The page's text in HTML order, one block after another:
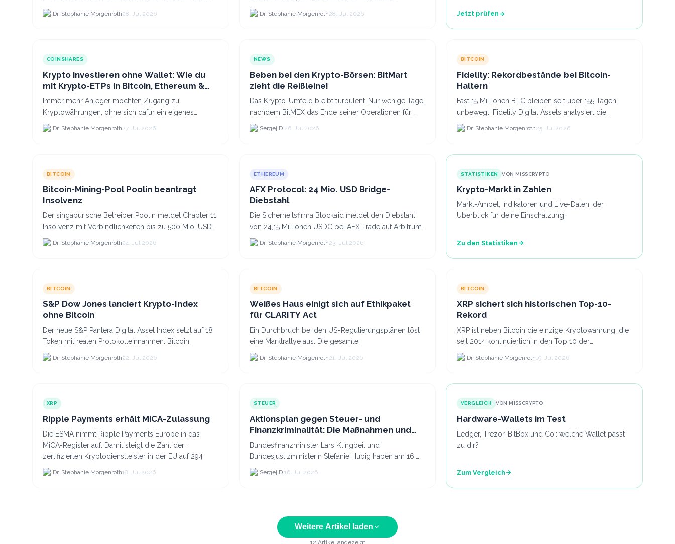
die Erstellung gefälschter ZEC-Token ermöglichte.
Dr. Stephanie Morgenroth28. Jul 2026
Validatoren von 880.000 auf etwa 628.
Dr. Stephanie Morgenroth28. Jul 2026 Jetzt prüfen
COINSHARES
Krypto investieren ohne Wallet: Wie du
mit Krypto-ETPs in Bitcoin, Ethereum &
Co. anlegst
Immer mehr Anleger möchten Zugang zu
Kryptowährungen, ohne sich dafür ein eigenes
Krypto-Wallet einrichten zu müssen. Dazu kommt,
dass viele nicht nur Bitcoin h...
Dr. Stephanie Morgenroth27. Jul 2026
NEWS
Beben bei den Krypto-Börsen: BitMart
zieht die Reißleine!
Das Krypto-Umfeld bleibt turbulent. Nur wenige Tage,
nachdem BitMEX das Ende seiner Operationen für
September 2026 bekannt gegeben hat, zieht nun die
nächste gr...
Sergej D.26. Jul 2026
BITCOIN
Fidelity: Rekordbestände bei Bitcoin-
Haltern
Fast 15 Millionen BTC bleiben seit über 155 Tagen
unbewegt. Fidelity Digital Assets analysiert die
Anlegerüberzeugung trotz Kursverlusten und einem
BTC-Preis.
Dr. Stephanie Morgenroth25. Jul 2026
BITCOIN
Bitcoin-Mining-Pool Poolin beantragt
Insolvenz
Der singapurische Betreiber Poolin meldet Chapter 11
Insolvenz mit Verbindlichkeiten bis zu 500 Mio. USD
und plant den Verkauf zweier Texas-Standorte für.
Dr. Stephanie Morgenroth24. Jul 2026
ETHEREUM
AFX Protocol: 24 Mio. USD Bridge-
Diebstahl
Die Sicherheitsfirma Blockaid meldet den Diebstahl
von 24,15 Millionen USDC bei AFX Trade auf Arbitrum.
Dr. Stephanie Morgenroth23. Jul 2026
STATISTIKEN VON MISSCRYPTO
Krypto-Markt in Zahlen
Markt-Ampel, Indikatoren und Live-Daten: der
Überblick für deine Einschätzung.
Zu den Statistiken
BITCOIN
S&P Dow Jones lanciert Krypto-Index
ohne Bitcoin
Der neue S&P Pantera Digital Asset Index setzt auf 18
Token mit realen Protokolleinnahmen. Bitcoin
scheidet aufgrund fehlender Erträge für Halter aus
dem.
Dr. Stephanie Morgenroth22. Jul 2026
BITCOIN
Weißes Haus einigt sich auf Ethikpaket
für CLARITY Act
Ein Durchbruch bei den US-Regulierungsplänen löst
eine Marktrallye aus: Die gesamte
Kryptokapitalisierung stieg am 21.
Dr. Stephanie Morgenroth21. Jul 2026
BITCOIN
XRP sichert sich historischen Top-10-
Rekord
XRP ist neben Bitcoin die einzige Kryptowährung, die
seit 2014 kontinuierlich in den Top 10 der
Marktkapitalisierung verblieb.
Dr. Stephanie Morgenroth19. Jul 2026
XRP
Ripple Payments erhält MiCA-Zulassung
Die ESMA nimmt Ripple Payments Europe in das
MiCA-Register auf. Damit steigt die Zahl der
zertifizierten Kryptodienstleister in der EU auf 294
Unternehmen, was.
Dr. Stephanie Morgenroth18. Jul 2026
STEUER
Aktionsplan gegen Steuer- und
Finanzkriminalität: Die Maßnahmen und
was sie für Krypto bedeuten
Bundesfinanzminister Lars Klingbeil und
Bundesjustizministerin Stefanie Hubig haben am 16.
Juli 2026 einen gemeinsamen Aktionsplan gegen
Steuer- und Finanzkrimi...
Sergej D.16. Jul 2026
VERGLEICH VON MISSCRYPTO
Hardware-Wallets im Test
Ledger, Trezor, BitBox und Co.: welche Wallet passt
zu dir?
Zum Vergleich
Weitere Artikel laden